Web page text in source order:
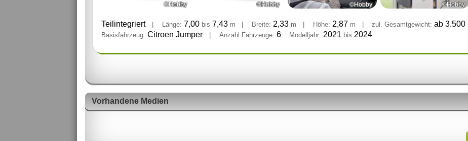
©Hobby ©Hobby ©Hobby ©Hobby
Teilintegriert Länge: 7,00 bis 7,43 m Breite: 2,33 m Höhe: 2,87 m zul. Gesamtgewicht: ab 3.500
Basisfahrzeug: Citroen Jumper Anzahl Fahrzeuge: 6 Modelljahr: 2021 bis 2024
Vorhandene Medien